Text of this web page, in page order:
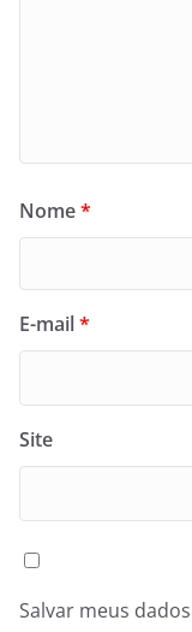
Nome*
E-mail*
Site
Salvar meus